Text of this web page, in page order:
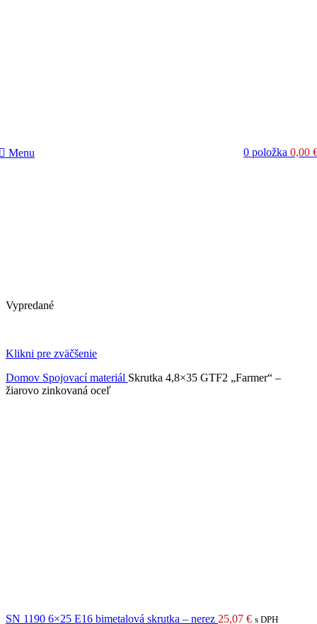
Menu 0 položka 0,00
Vypredané
Klikni pre zväčšenie
Domov Spojovací materiál Skrutka 4,8×35 GTF2 „Farmer“ –
žiarovo zinkovaná oceľ
SN 1190 6×25 E16 bimetalová skrutka – nerez 25,07 € s DPH